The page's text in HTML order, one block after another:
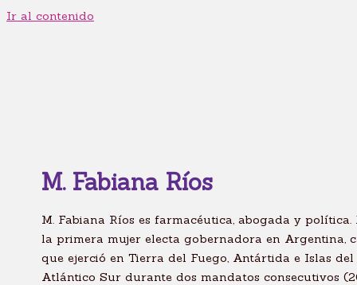
Ir al contenido
M. Fabiana Ríos
M. Fabiana Ríos es farmacéutica, abogada y política.
la primera mujer electa gobernadora en Argentina,
que ejerció en Tierra del Fuego, Antártida e Islas del
Atlántico Sur durante dos mandatos consecutivos